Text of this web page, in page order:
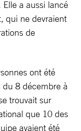
a aussi lancé
qui ne devraient
de
ont été
du 8 décembre à
trouvait sur
que 10 des
avaient été